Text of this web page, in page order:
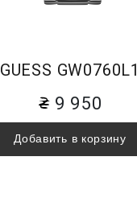
GUESS GW0760L1
9 950
Добавить в корзину